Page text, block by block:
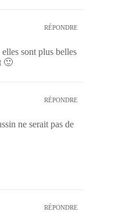
RÉPONDRE
sont plus belles
🙂
RÉPONDRE
ne serait pas de
RÉPONDRE